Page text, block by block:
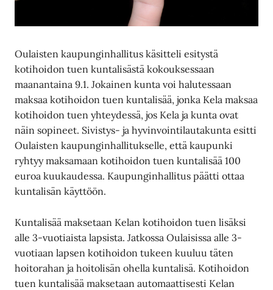
Oulaisten kaupunginhallitus käsitteli esitystä
kotihoidon tuen kuntalisästä kokouksessaan
maanantaina 9.1. Jokainen kunta voi halutessaan
maksaa kotihoidon tuen kuntalisää, jonka Kela maksaa
kotihoidon tuen yhteydessä, jos Kela ja kunta ovat
näin sopineet. Sivistys- ja hyvinvointilautakunta esitti
Oulaisten kaupunginhallitukselle, että kaupunki
ryhtyy maksamaan kotihoidon tuen kuntalisää 100
euroa kuukaudessa. Kaupunginhallitus päätti ottaa
kuntalisän käyttöön.
Kuntalisää maksetaan Kelan kotihoidon tuen lisäksi
alle 3-vuotiaista lapsista. Jatkossa Oulaisissa alle 3-
vuotiaan lapsen kotihoidon tukeen kuuluu täten
hoitorahan ja hoitolisän ohella kuntalisä. Kotihoidon
tuen kuntalisää maksetaan automaattisesti Kelan